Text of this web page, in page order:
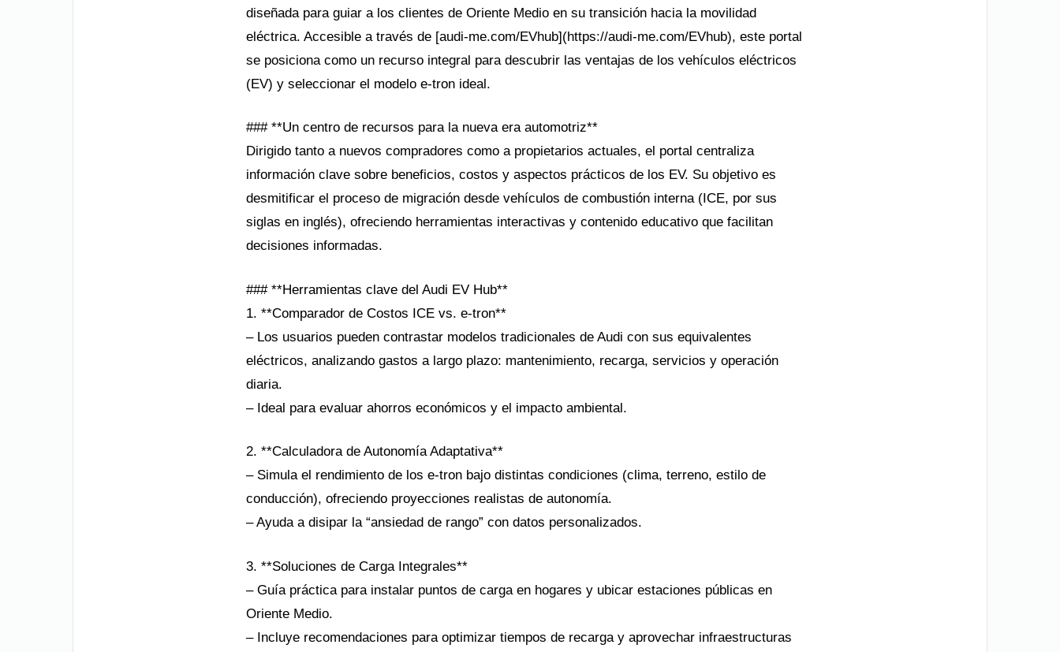
diseñada para guiar a los clientes de Oriente Medio en su transición hacia la movilidad
eléctrica. Accesible a través de [audi-me.com/EVhub](https://audi-me.com/EVhub), este portal
se posiciona como un recurso integral para descubrir las ventajas de los vehículos eléctricos
(EV) y seleccionar el modelo e-tron ideal.
### **Un centro de recursos para la nueva era automotriz**
Dirigido tanto a nuevos compradores como a propietarios actuales, el portal centraliza
información clave sobre beneficios, costos y aspectos prácticos de los EV. Su objetivo es
desmitificar el proceso de migración desde vehículos de combustión interna (ICE, por sus
siglas en inglés), ofreciendo herramientas interactivas y contenido educativo que facilitan
decisiones informadas.
### **Herramientas clave del Audi EV Hub**
1. **Comparador de Costos ICE vs. e-tron**
– Los usuarios pueden contrastar modelos tradicionales de Audi con sus equivalentes
eléctricos, analizando gastos a largo plazo: mantenimiento, recarga, servicios y operación
diaria.
– Ideal para evaluar ahorros económicos y el impacto ambiental.
2. **Calculadora de Autonomía Adaptativa**
– Simula el rendimiento de los e-tron bajo distintas condiciones (clima, terreno, estilo de
conducción), ofreciendo proyecciones realistas de autonomía.
– Ayuda a disipar la “ansiedad de rango” con datos personalizados.
3. **Soluciones de Carga Integrales**
– Guía práctica para instalar puntos de carga en hogares y ubicar estaciones públicas en
Oriente Medio.
– Incluye recomendaciones para optimizar tiempos de recarga y aprovechar infraestructuras